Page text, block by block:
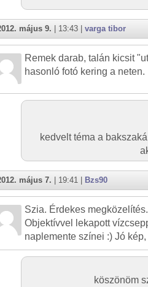
május 9. | 13:43 | varga tibor
Remek darab, talán kicsit
hasonló fotó kering a neten.
kedvelt téma a
május 7. | 19:41 | Bzs90
Szia. Érdekes
Objektívvel lekapott
naplemente színei :) Jó
köszönöm